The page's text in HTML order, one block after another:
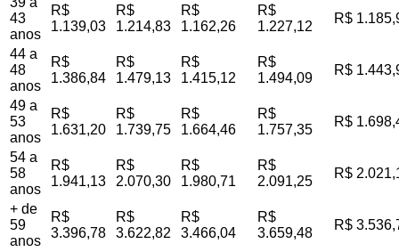
43
anos
R$
1.139,03
R$
1.214,83
R$
1.162,26
R$
1.227,12
R$
44 a
48
anos
R$
1.386,84
R$
1.479,13
R$
1.415,12
R$
1.494,09
R$
49 a
53
anos
R$
1.631,20
R$
1.739,75
R$
1.664,46
R$
1.757,35
R$
54 a
58
anos
R$
1.941,13
R$
2.070,30
R$
1.980,71
R$
2.091,25
R$
+ de
59
anos
R$
3.396,78
R$
3.622,82
R$
3.466,04
R$
3.659,48
R$